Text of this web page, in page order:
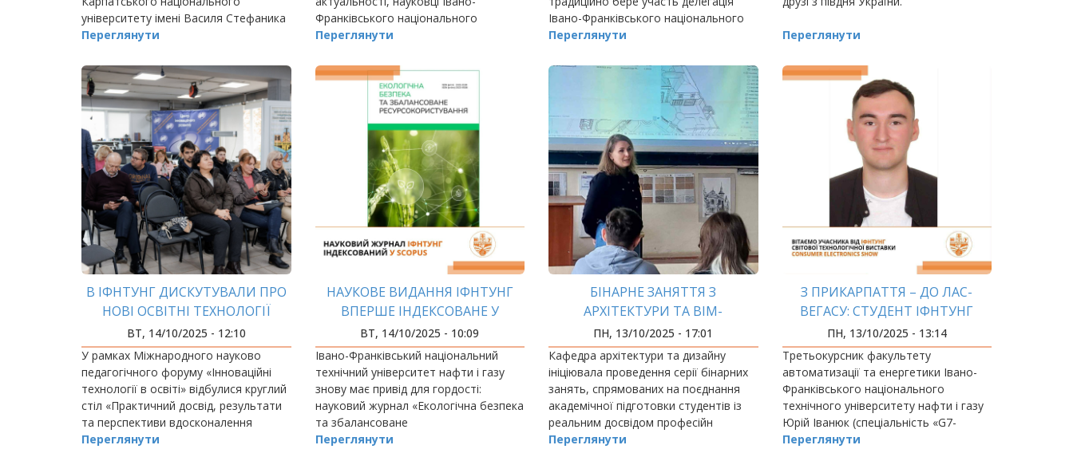
університету імені Василя Стефаника
(куратор Катерина Гоцуляк) відвідали
Франківського національного…
Переглянути
Франківського національного
технічного університету нафти і газу
здатна пропонувати реальні
рішення…
Переглянути
Івано-Франківського національного
технічного університету нафти і газу.
Переглянути Переглянути
В ІФНТУНГ ДИСКУТУВАЛИ ПРО
НОВІ ОСВІТНІ ТЕХНОЛОГІЇ
ВТ, 14/10/2025 - 12:10
У рамках Міжнародного науково
педагогічного форуму «Інноваційні
технології в освіті» відбулися круглий
стіл «Практичний досвід, результати
та перспективи вдосконалення
освітнього процесу через
Переглянути
НАУКОВЕ ВИДАННЯ ІФНТУНГ
ВПЕРШЕ ІНДЕКСОВАНЕ У
ПРЕСТИЖНІЙ БАЗІ ДАНИХ
ВТ, 14/10/2025 - 10:09
Івано-Франківський національний
технічний університет нафти і газу
знову має привід для гордості:
науковий журнал «Екологічна безпека
та збалансоване
ресурсокористування» вперше в
Переглянути
БІНАРНЕ ЗАНЯТТЯ З
АРХІТЕКТУРИ ТА ВІМ-
ТЕХНОЛОГІЙ
ПН, 13/10/2025 - 17:01
Кафедра архітектури та дизайну
ініціювала проведення серії бінарних
занять, спрямованих на поєднання
академічної підготовки студентів із
реальним досвідом професійн
Переглянути
З ПРИКАРПАТТЯ – ДО ЛАС-
ВЕГАСУ: СТУДЕНТ ІФНТУНГ
ВИРУШАЄ НА CES 2026
ПН, 13/10/2025 - 13:14
Третьокурсник факультету
автоматизації та енергетики Івано-
Франківського національного
технічного університету нафти і газу
Юрій Іванюк (спеціальність «G7-
Автоматизація
Переглянути